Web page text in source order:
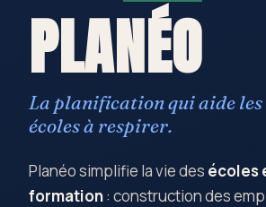
PLANÉO
La planification qui aide les
écoles à respirer.
Planéo simplifie la vie des écoles
formation: construction des